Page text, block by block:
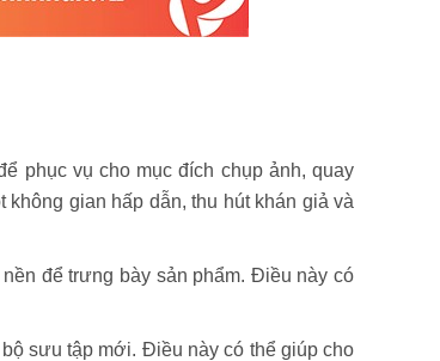
phục vụ cho mục đích chụp ảnh, quay
gian hấp dẫn, thu hút khán giả và
để trưng bày sản phẩm. Điều này có
sưu tập mới. Điều này có thể giúp cho